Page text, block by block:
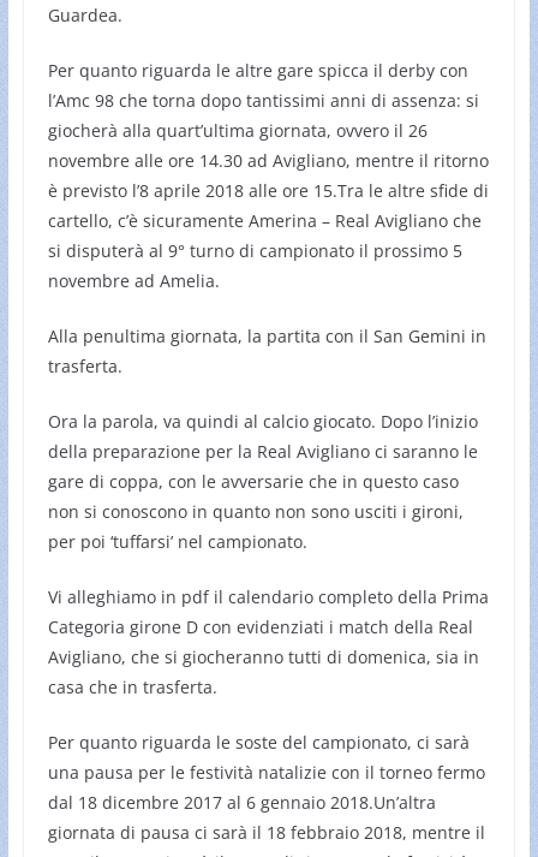
Guardea.
Per quanto riguarda le altre gare spicca il derby con
l’Amc 98 che torna dopo tantissimi anni di assenza: si
giocherà alla quart’ultima giornata, ovvero il 26
novembre alle ore 14.30 ad Avigliano, mentre il ritorno
è previsto l’8 aprile 2018 alle ore 15.Tra le altre sfide di
cartello, c’è sicuramente Amerina – Real Avigliano che
si disputerà al 9° turno di campionato il prossimo 5
novembre ad Amelia.
Alla penultima giornata, la partita con il San Gemini in
trasferta.
Ora la parola, va quindi al calcio giocato. Dopo l’inizio
della preparazione per la Real Avigliano ci saranno le
gare di coppa, con le avversarie che in questo caso
non si conoscono in quanto non sono usciti i gironi,
per poi ‘tuffarsi’ nel campionato.
Vi alleghiamo in pdf il calendario completo della Prima
Categoria girone D con evidenziati i match della Real
Avigliano, che si giocheranno tutti di domenica, sia in
casa che in trasferta.
Per quanto riguarda le soste del campionato, ci sarà
una pausa per le festività natalizie con il torneo fermo
dal 18 dicembre 2017 al 6 gennaio 2018.Un’altra
giornata di pausa ci sarà il 18 febbraio 2018, mentre il